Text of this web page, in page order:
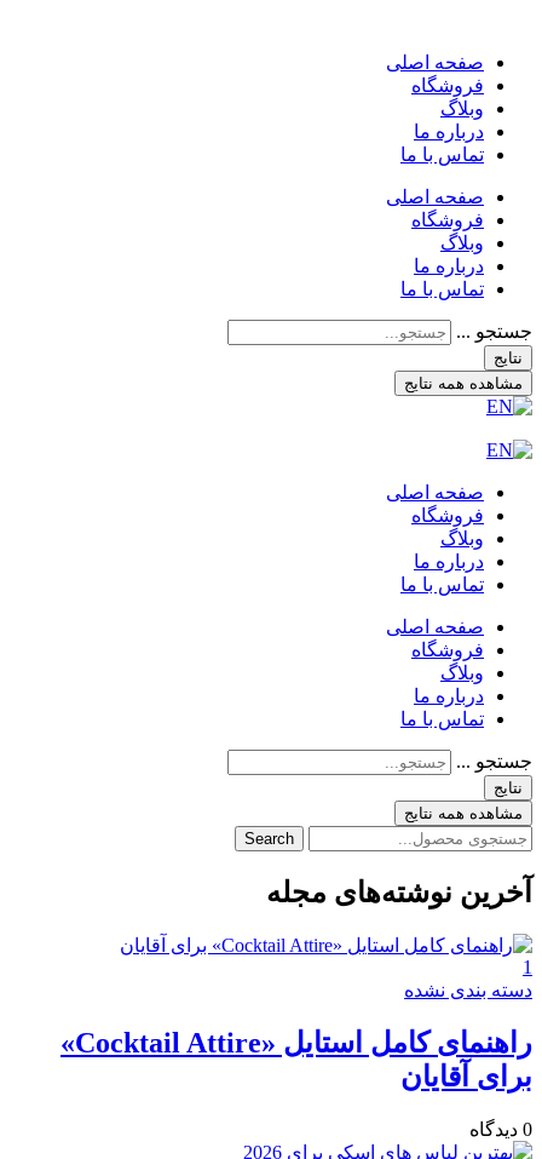
صفحه اصلی
فروشگاه
وبلاگ
درباره ما
تماس با ما
صفحه اصلی
فروشگاه
وبلاگ
درباره ما
تماس با ما
جستجو ...
نتایج
مشاهده همه نتایج
صفحه اصلی
فروشگاه
وبلاگ
درباره ما
تماس با ما
صفحه اصلی
فروشگاه
وبلاگ
درباره ما
تماس با ما
جستجو ...
نتایج
مشاهده همه نتایج
Search
آخرین نوشته‌های مجله
1
دسته بندی نشده
راهنمای کامل استایل «Cocktail Attire»
برای آقایان
0 دیدگاه‌